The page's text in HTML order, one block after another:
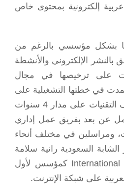
إلكترونية بمحتوى خاص
بشكل مؤسسي بالرغم من
الإلكتروني والأنشطة
على ترخيصها في مجال
في خطتها التشغيلية على
تقليص النفقات وتوظيف التقنيات على مدار 4 سنوات
عن بعد بفريق عمل إداري
ومراسلين في مختلف أنحاء
الشابة السعودية رانية سلامة
بموسوعة International who’s who كمؤسس لأول
على شبكة الإنترنت.